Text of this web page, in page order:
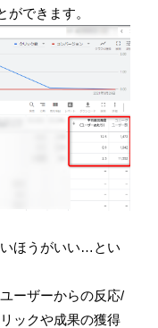
できます。
ほうがいい…とい
ーザーからの反応/
ックや成果の獲得